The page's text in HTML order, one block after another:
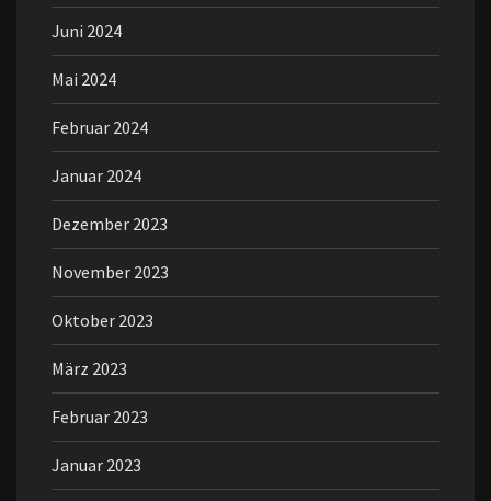
Juni 2024
Mai 2024
Februar 2024
Januar 2024
Dezember 2023
November 2023
Oktober 2023
März 2023
Februar 2023
Januar 2023